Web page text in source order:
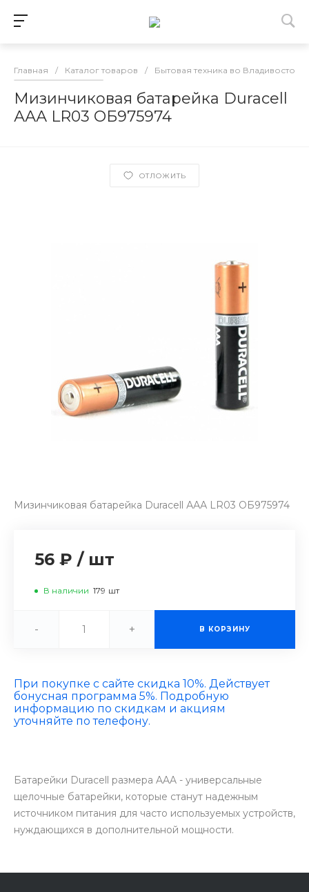
Главная / Каталог товаров / Бытовая техника во Владивостоке
Мизинчиковая батарейка Duracell
ААА LR03 ОБ975974
ОТЛОЖИТЬ
Мизинчиковая батарейка Duracell ААА LR03 ОБ975974
56 ₽ / шт
В наличии 179 шт
- + В КОРЗИНУ
При покупке с сайте скидка 10%. Действует
бонусная программа 5%. Подробную
информацию по скидкам и акциям
уточняйте по телефону.
Батарейки Duracell размера AAA - универсальные
щелочные батарейки, которые станут надежным
источником питания для часто используемых устройств,
нуждающихся в дополнительной мощности.